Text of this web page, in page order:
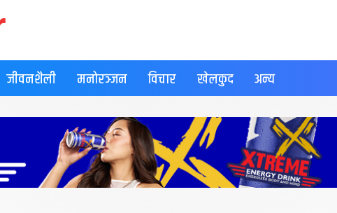
जीवनशैली मनोरञ्जन विचार खेलकुद अन्य